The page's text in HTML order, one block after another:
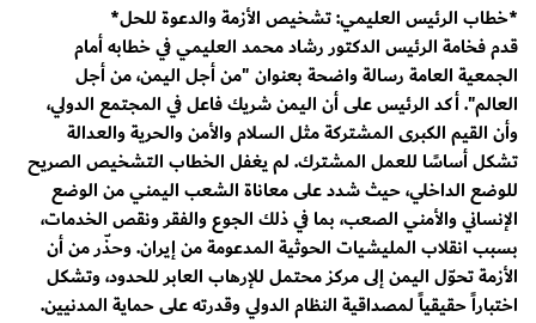
*خطاب الرئيس العليمي: تشخيص الأزمة والدعوة للحل*
قدم فخامة الرئيس الدكتور رشاد محمد العليمي في خطابه أمام
الجمعية العامة رسالة واضحة بعنوان "من أجل اليمن، من أجل
العالم". أكد الرئيس على أن اليمن شريك فاعل في المجتمع الدولي،
وأن القيم الكبرى المشتركة مثل السلام والأمن والحرية والعدالة
تشكل أساسًا للعمل المشترك. لم يغفل الخطاب التشخيص الصريح
للوضع الداخلي، حيث شدد على معاناة الشعب اليمني من الوضع
الإنساني والأمني الصعب، بما في ذلك الجوع والفقر ونقص الخدمات،
بسبب انقلاب المليشيات الحوثية المدعومة من إيران. وحذّر من أن
الأزمة تحوّل اليمن إلى مركز محتمل للإرهاب العابر للحدود، وتشكل
اختباراً حقيقياً لمصداقية النظام الدولي وقدرته على حماية المدنيين.